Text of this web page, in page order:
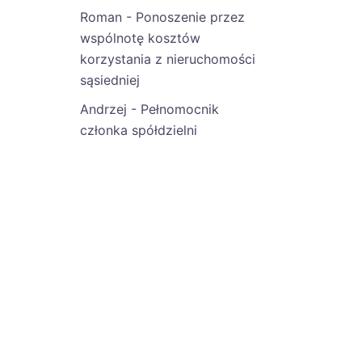
Roman - Ponoszenie przez
wspólnotę kosztów
korzystania z nieruchomości
sąsiedniej
Andrzej - Pełnomocnik
członka spółdzielni